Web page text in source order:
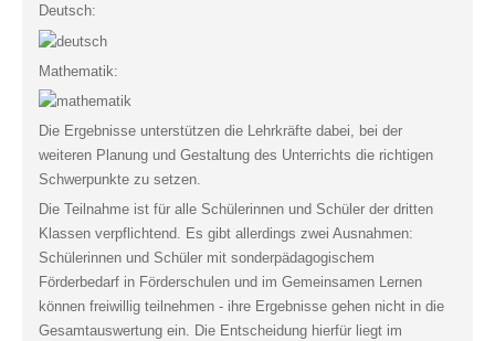
Deutsch:
Mathematik:
Die Ergebnisse unterstützen die Lehrkräfte dabei, bei der
weiteren Planung und Gestaltung des Unterrichts die richtigen
Schwerpunkte zu setzen.
Die Teilnahme ist für alle Schülerinnen und Schüler der dritten
Klassen verpflichtend. Es gibt allerdings zwei Ausnahmen:
Schülerinnen und Schüler mit sonderpädagogischem
Förderbedarf in Förderschulen und im Gemeinsamen Lernen
können freiwillig teilnehmen - ihre Ergebnisse gehen nicht in die
Gesamtauswertung ein. Die Entscheidung hierfür liegt im